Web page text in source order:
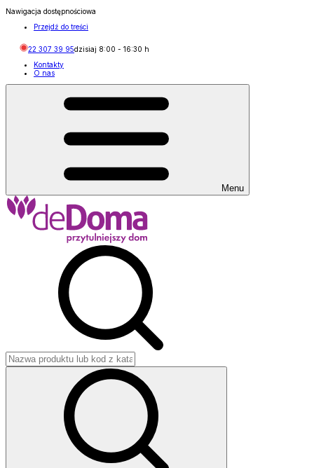
Nawigacja dostępnościowa
Przejdź do treści
22 307 39 95dzisiaj 8:00 - 16:30 h
Kontakty
O nas
Menu